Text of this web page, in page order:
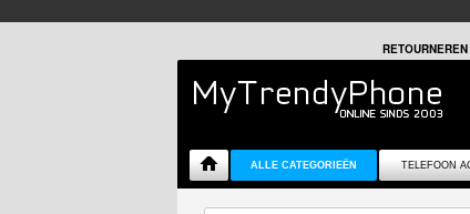
RETOURNEREN
ALLE CATEGORIEËN TELEFOON